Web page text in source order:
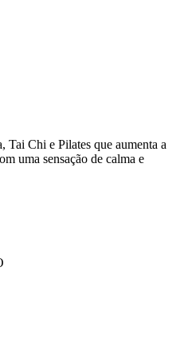
Chi e Pilates que aumenta a
uma sensação de calma e